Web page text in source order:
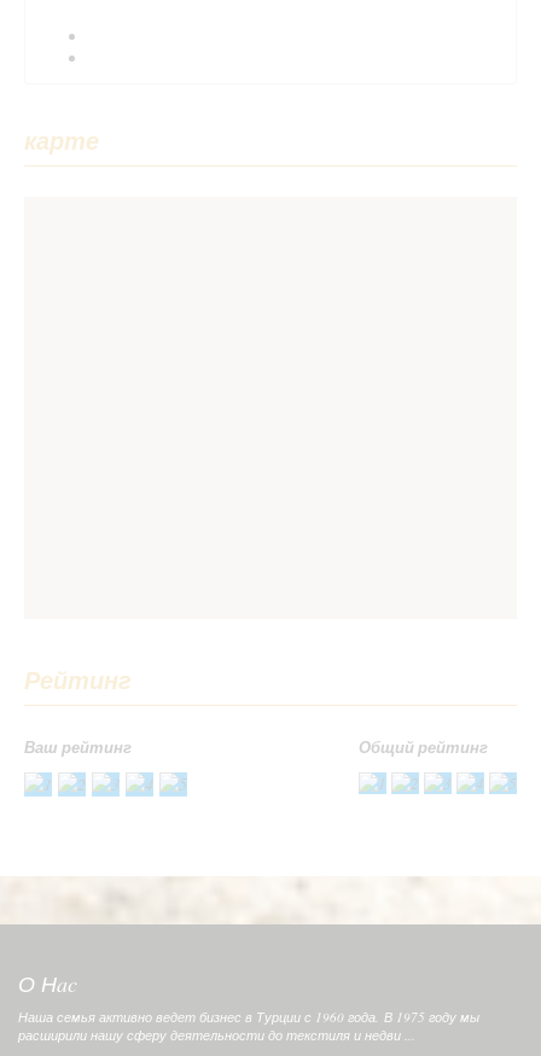
карте
Рейтинг
Ваш рейтинг Общий рейтинг
Ваш Email
О Нac
Наша семья активно ведет бизнес в Турции с 1960 года. В 1975 году мы
расширили нашу сферу деятельности до текстиля и недви ...